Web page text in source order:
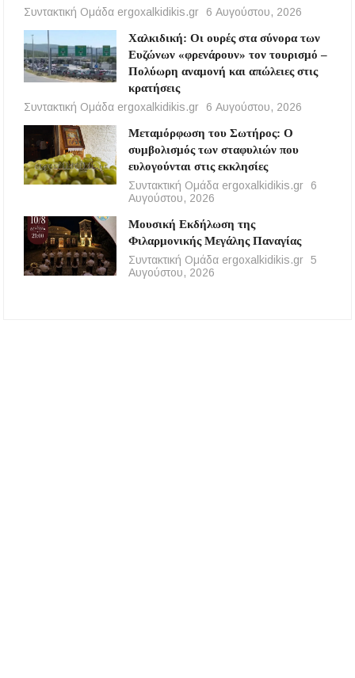
Συντακτική Ομάδα ergoxalkidikis.gr
6 Αυγούστου, 2026
Χαλκιδική: Οι ουρές στα σύνορα των
Ευζώνων «φρενάρουν» τον τουρισμό –
Πολύωρη αναμονή και απώλειες στις
κρατήσεις
Συντακτική Ομάδα ergoxalkidikis.gr
6 Αυγούστου, 2026
Μεταμόρφωση του Σωτήρος: Ο
συμβολισμός των σταφυλιών που
ευλογούνται στις εκκλησίες
Συντακτική Ομάδα ergoxalkidikis.gr
6
Αυγούστου, 2026
Μουσική Εκδήλωση της
Φιλαρμονικής Μεγάλης Παναγίας
Συντακτική Ομάδα ergoxalkidikis.gr 5
Αυγούστου, 2026